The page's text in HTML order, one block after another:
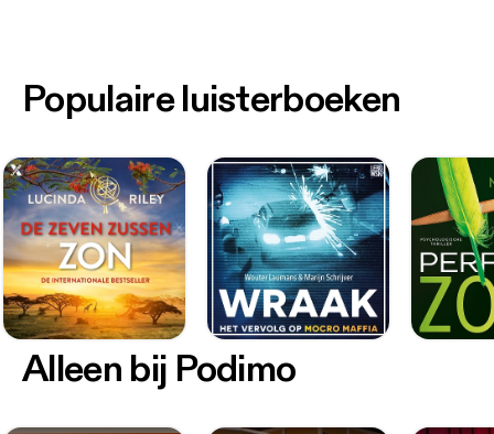
Alleen bij Podimo
Populaire luisterboeken